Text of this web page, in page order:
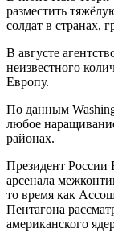
разместить
солдат в странах,
В августе
неизвестного
Европу.
По данным
любое
районах.
Президент
арсенала
то время как
Пентагона
американского